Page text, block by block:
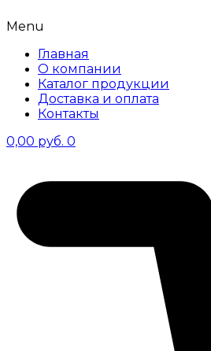
Menu
Главная
О компании
Каталог продукции
Доставка и оплата
Контакты
0,00 руб. 0